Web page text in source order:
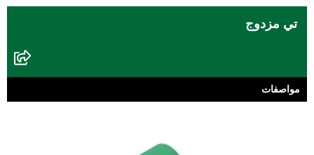
تي مزدوج
مواصفات